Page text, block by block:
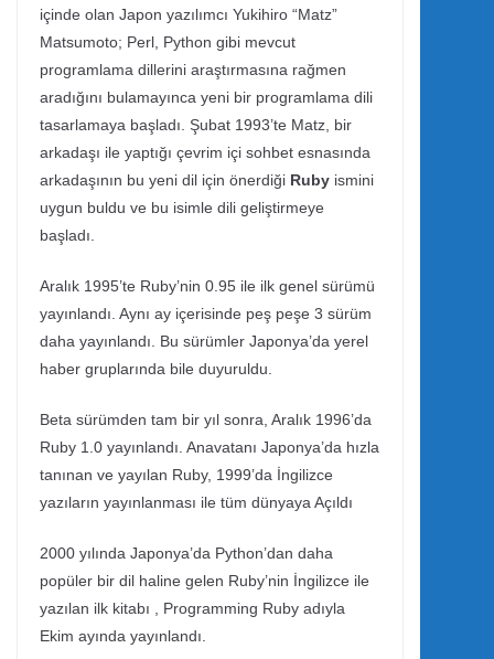
içinde olan Japon yazılımcı Yukihiro “Matz”
Matsumoto; Perl, Python gibi mevcut
programlama dillerini araştırmasına rağmen
aradığını bulamayınca yeni bir programlama dili
tasarlamaya başladı. Şubat 1993’te Matz, bir
arkadaşı ile yaptığı çevrim içi sohbet esnasında
arkadaşının bu yeni dil için önerdiği Ruby ismini
uygun buldu ve bu isimle dili geliştirmeye
başladı.
Aralık 1995’te Ruby’nin 0.95 ile ilk genel sürümü
yayınlandı. Aynı ay içerisinde peş peşe 3 sürüm
daha yayınlandı. Bu sürümler Japonya’da yerel
haber gruplarında bile duyuruldu.
Beta sürümden tam bir yıl sonra, Aralık 1996’da
Ruby 1.0 yayınlandı. Anavatanı Japonya’da hızla
tanınan ve yayılan Ruby, 1999’da İngilizce
yazıların yayınlanması ile tüm dünyaya Açıldı
2000 yılında Japonya’da Python’dan daha
popüler bir dil haline gelen Ruby’nin İngilizce ile
yazılan ilk kitabı , Programming Ruby adıyla
Ekim ayında yayınlandı.